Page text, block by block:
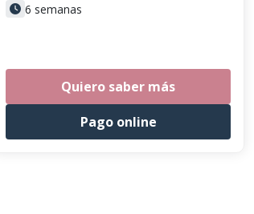
6 semanas
Quiero saber más
Pago online